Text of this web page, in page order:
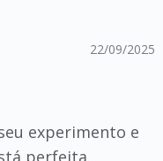
22/09/2025
experimento e
perfeita.